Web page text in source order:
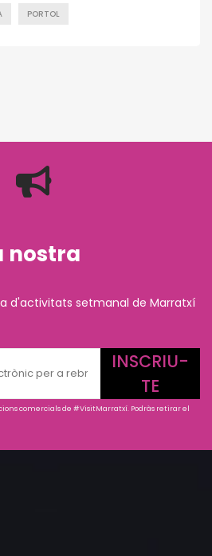
PORTOL
nostra
d'activitats setmanal de Marratxí
INSCRIU-
TE
comercials de #VisitMarratxí. Podràs retirar el